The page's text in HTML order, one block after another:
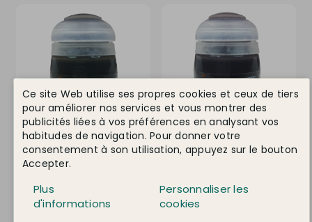
CITADEL Ref. 99 18 99 60 113
29-27
Leather, 18ml, Citadel 29-27
En stock !
CITADEL Ref. 99 18 99 60 114
Grunta Fur, 18ml, Citadel 29-
28En stock !
Ce site Web utilise ses propres cookies et ceux de tiers
pour améliorer nos services et vous montrer des
publicités liées à vos préférences en analysant vos
habitudes de navigation. Pour donner votre
consentement à son utilisation, appuyez sur le bouton
Accepter.
Plus
d'informations
Personnaliser les
cookies